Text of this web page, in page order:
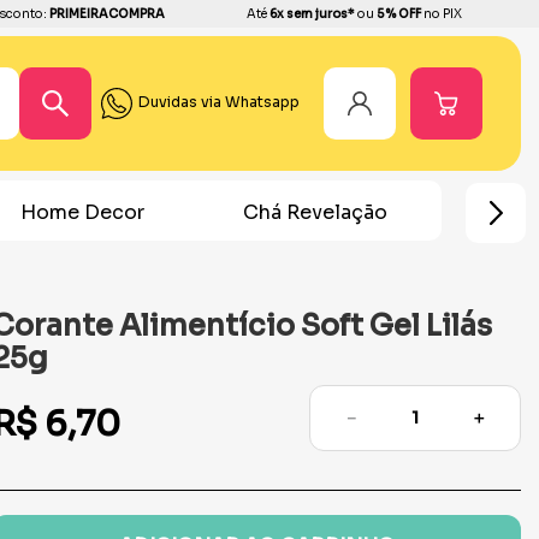
PRIMEIRACOMPRA Até6x sem juros*ou 5% OFFno PIX
Duvidas via Whatsapp
Home Decor Chá Revelação Festa
Alimentício Soft Gel Lilás
6,70 ＋
－